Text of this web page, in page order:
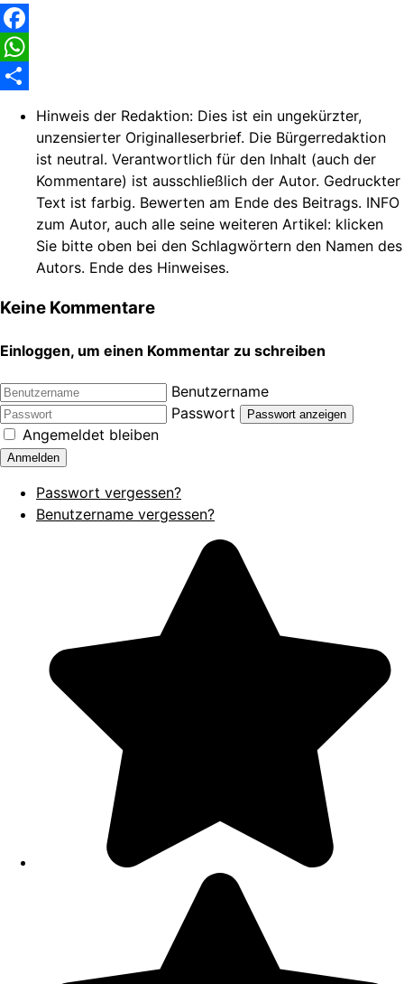
Facebook
WhatsApp
Hinweis der Redaktion: Dies ist ein ungekürzter,
unzensierter Originalleserbrief. Die Bürgerredaktion
ist neutral. Verantwortlich für den Inhalt (auch der
Kommentare) ist ausschließlich der Autor. Gedruckter
Text ist farbig. Bewerten am Ende des Beitrags. INFO
zum Autor, auch alle seine weiteren Artikel: klicken
Sie bitte oben bei den Schlagwörtern den Namen des
Autors. Ende des Hinweises.
Keine Kommentare
Einloggen, um einen Kommentar zu schreiben
Benutzername
Passwort
Passwort anzeigen
Angemeldet bleiben
Anmelden
Passwort vergessen?
Benutzername vergessen?